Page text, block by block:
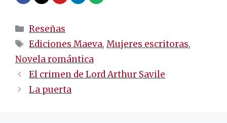
Categorías
Reseñas
Etiquetas
Ediciones Maeva,Mujeres escritoras,
Novela romántica
Navegación
de
entradas
El crimen de Lord Arthur Savile
La puerta